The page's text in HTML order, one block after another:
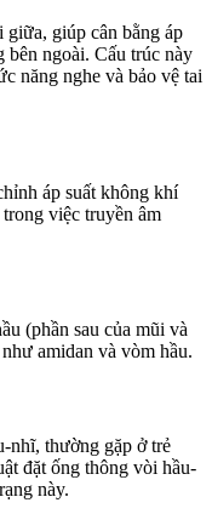
giúp cân bằng áp
ngoài. Cấu trúc này
năng nghe và bảo vệ tai
áp suất không khí
việc truyền âm
(phần sau của mũi và
amidan và vòm hầu.
nhĩ, thường gặp ở trẻ
đặt ống thông vòi hầu-
này.